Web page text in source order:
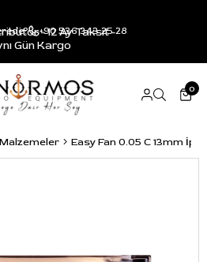
- 12 Ay Taksit -
Gün Kargo
+90 536 343 25 28
0
Easy Fan 0.05 C 13mm